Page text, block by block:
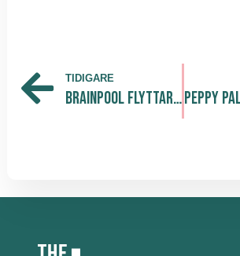
TIDIGARE
Brainpool flyttar in på The Park